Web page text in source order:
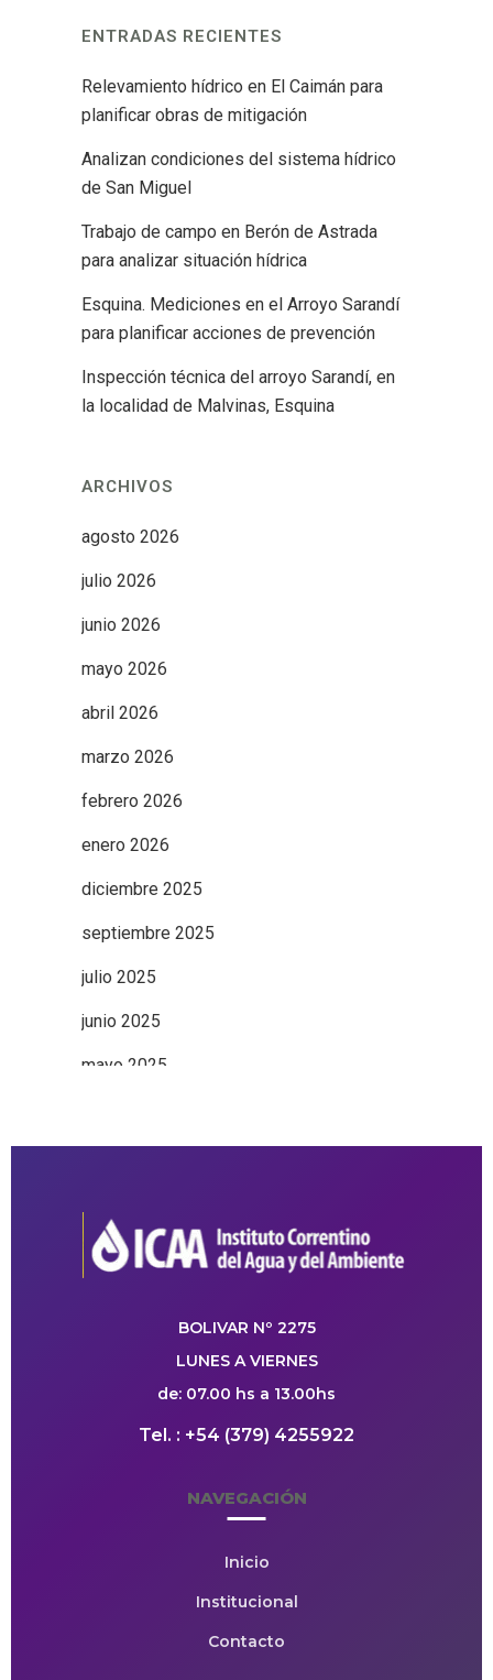
ENTRADAS RECIENTES
Relevamiento hídrico en El Caimán para
planificar obras de mitigación
Analizan condiciones del sistema hídrico
de San Miguel
Trabajo de campo en Berón de Astrada
para analizar situación hídrica
Esquina. Mediciones en el Arroyo Sarandí
para planificar acciones de prevención
Inspección técnica del arroyo Sarandí, en
la localidad de Malvinas, Esquina
ARCHIVOS
agosto 2026
julio 2026
junio 2026
mayo 2026
abril 2026
marzo 2026
febrero 2026
enero 2026
diciembre 2025
septiembre 2025
julio 2025
junio 2025
mayo 2025
BOLIVAR Nº 2275
LUNES A VIERNES
de: 07.00 hs a 13.00hs
Tel. : +54 (379) 4255922
NAVEGACIÓN
Inicio
Institucional
Contacto